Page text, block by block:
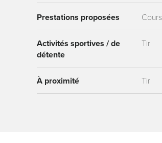
Prestations proposées
Activités sportives / de
détente
Tir
À proximité Tir